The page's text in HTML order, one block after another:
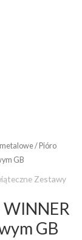
/ Pióro
GB
Zestawy
GB